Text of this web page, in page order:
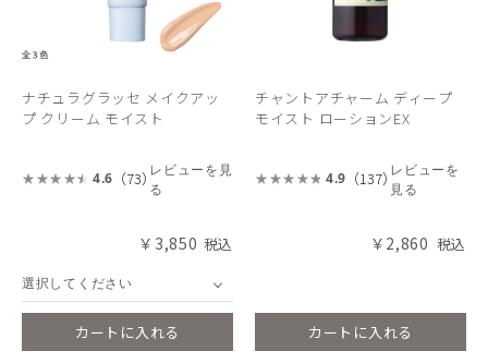
ナチュラグラッセ メイクアッ
プ クリーム モイスト
4.6 （73） レビューを見
る
￥3,850
選択してください
カートに入れる
チャントアチャーム ディープ
モイスト ローションEX
4.9 （137） レビューを
見る
￥2,860
カートに入れる